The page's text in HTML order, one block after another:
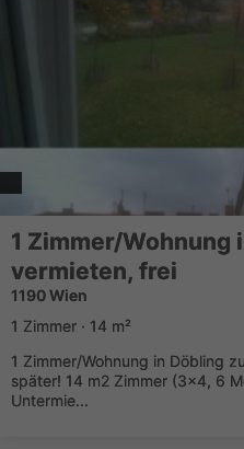
1 Zimmer/Wohnung
vermieten, frei
1190 Wien
1 Zimmer · 14 m²
1 Zimmer/Wohnung in Döbling
später! 14 m2 Zimmer (3x4, 6
Untermie...